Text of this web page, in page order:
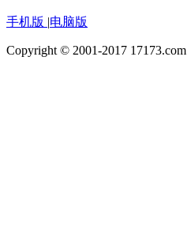
手机版 |电脑版
Copyright © 2001-2017 17173.com